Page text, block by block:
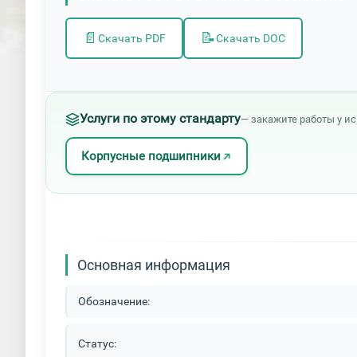
📄 Скачать PDF 📝Скачать DOC
Услуги по этому стандарту— закажите работы у
Корпусные подшипники
Основная информация
Обозначение:
Статус: